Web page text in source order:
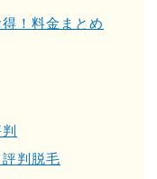
！料金まとめ
判脱毛